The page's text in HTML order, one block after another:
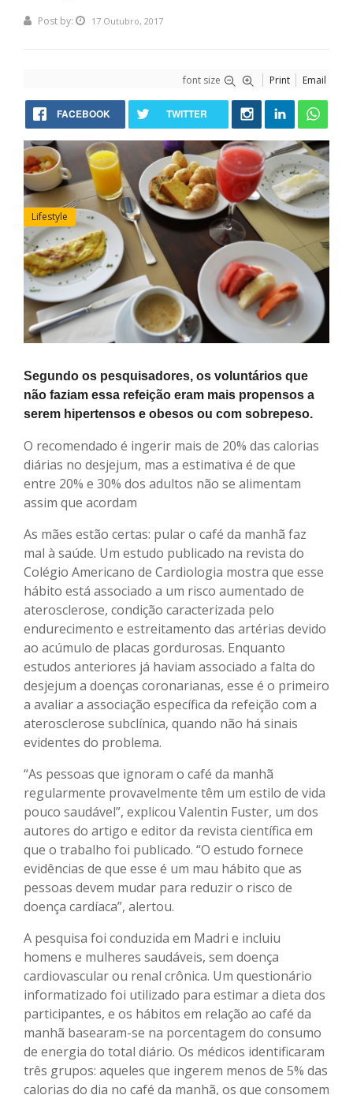
Post by: 17 Outubro, 2017
font size Print Email
FACEBOOK TWITTER
Lifestyle
Segundo os pesquisadores, os voluntários que
não faziam essa refeição eram mais propensos a
serem hipertensos e obesos ou com sobrepeso.
O recomendado é ingerir mais de 20% das calorias
diárias no desjejum, mas a estimativa é de que
entre 20% e 30% dos adultos não se alimentam
assim que acordam
As mães estão certas: pular o café da manhã faz
mal à saúde. Um estudo publicado na revista do
Colégio Americano de Cardiologia mostra que esse
hábito está associado a um risco aumentado de
aterosclerose, condição caracterizada pelo
endurecimento e estreitamento das artérias devido
ao acúmulo de placas gordurosas. Enquanto
estudos anteriores já haviam associado a falta do
desjejum a doenças coronarianas, esse é o primeiro
a avaliar a associação específica da refeição com a
aterosclerose subclínica, quando não há sinais
evidentes do problema.
“As pessoas que ignoram o café da manhã
regularmente provavelmente têm um estilo de vida
pouco saudável”, explicou Valentin Fuster, um dos
autores do artigo e editor da revista científica em
que o trabalho foi publicado. “O estudo fornece
evidências de que esse é um mau hábito que as
pessoas devem mudar para reduzir o risco de
doença cardíaca”, alertou.
A pesquisa foi conduzida em Madri e incluiu
homens e mulheres saudáveis, sem doença
cardiovascular ou renal crônica. Um questionário
informatizado foi utilizado para estimar a dieta dos
participantes, e os hábitos em relação ao café da
manhã basearam-se na porcentagem do consumo
de energia do total diário. Os médicos identificaram
três grupos: aqueles que ingerem menos de 5% das
calorias do dia no café da manhã, os que consomem